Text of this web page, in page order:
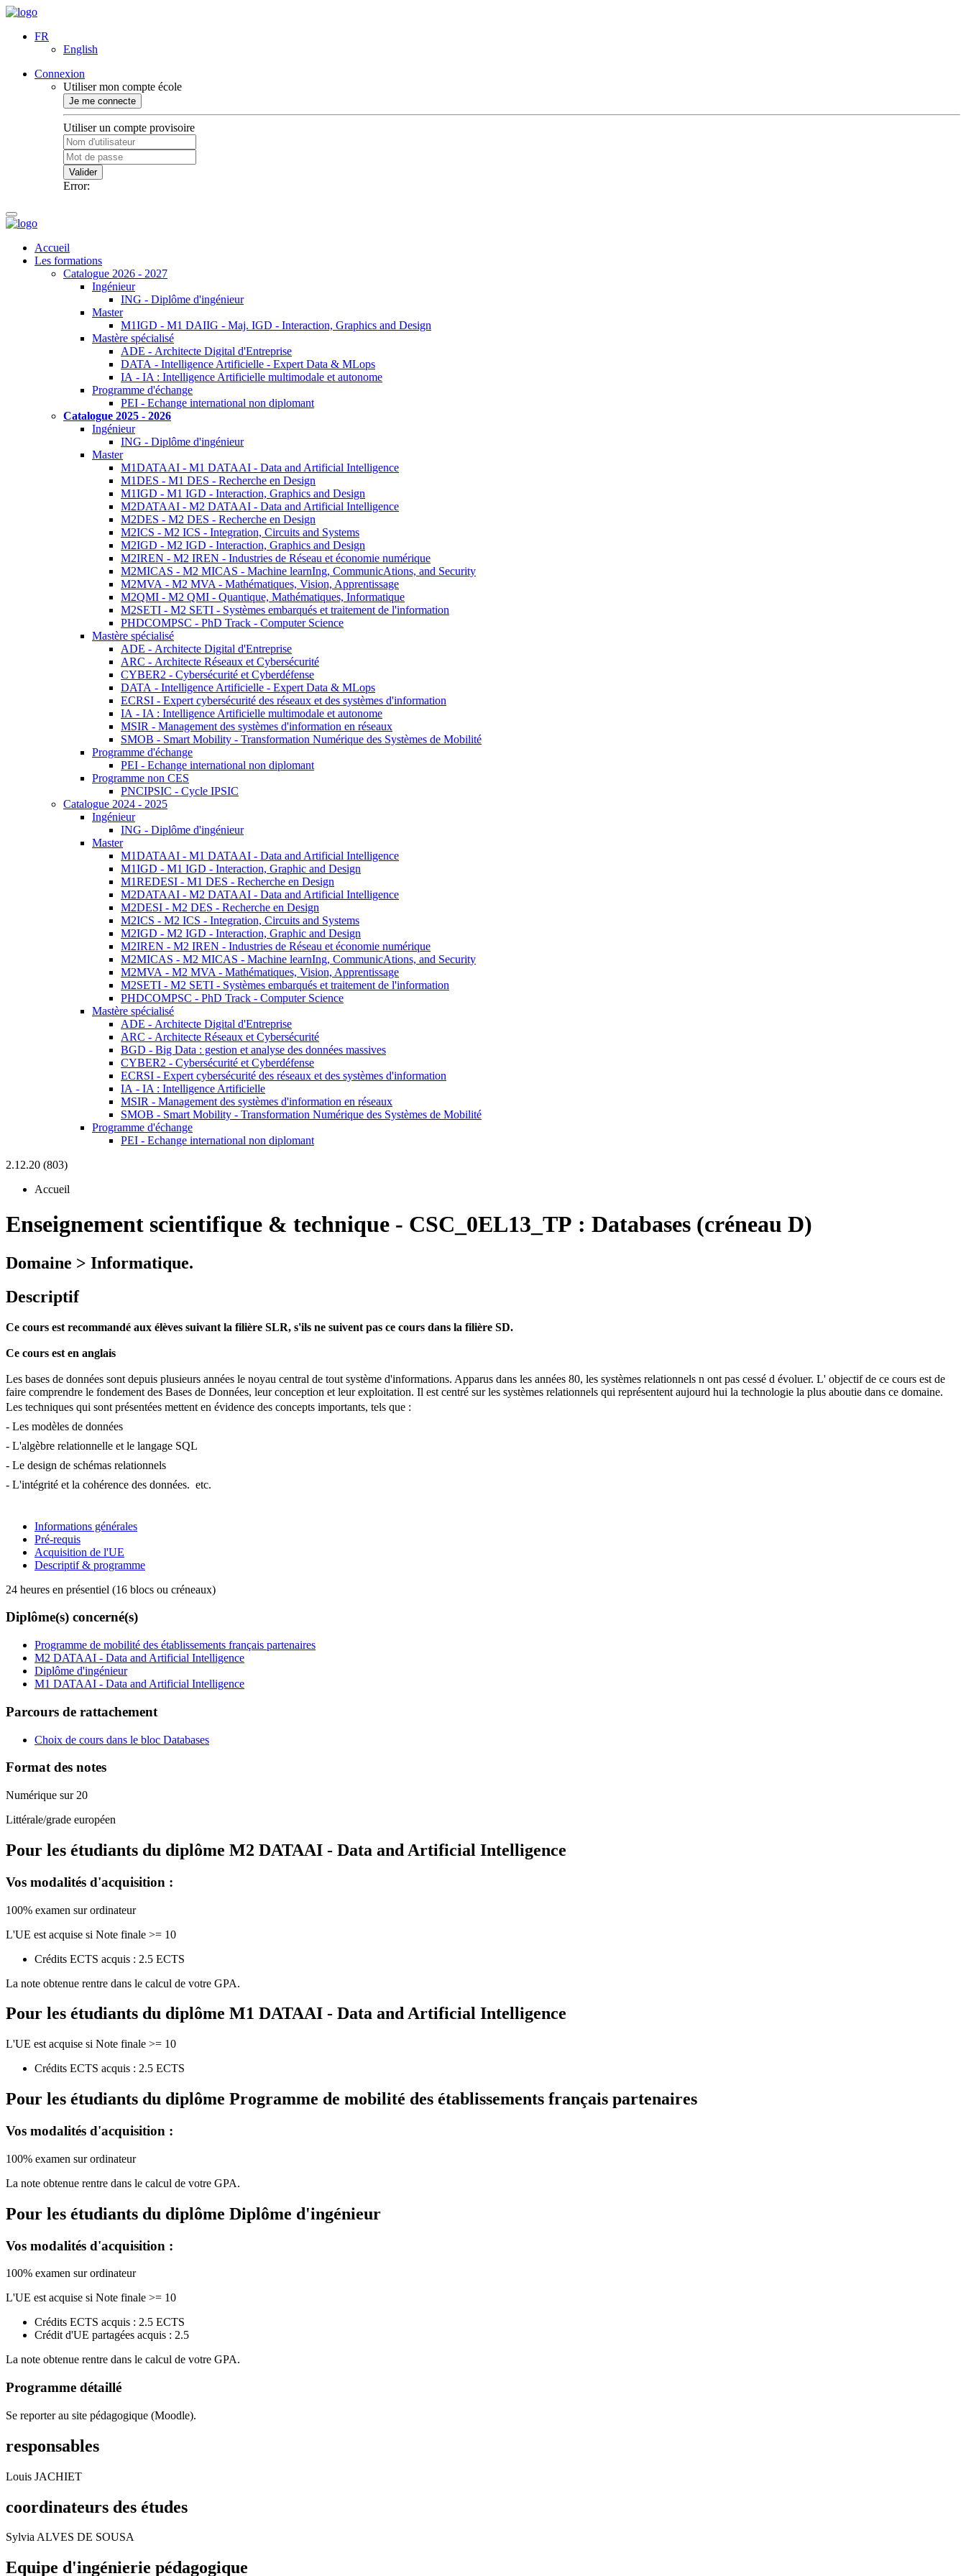
FR
English
Connexion
Utiliser mon compte école
Je me connecte
Utiliser un compte provisoire
Valider
Error:
Accueil
Les formations
Catalogue 2026 - 2027
Ingénieur
ING - Diplôme d'ingénieur
Master
M1IGD - M1 DAIIG - Maj. IGD - Interaction, Graphics and Design
Mastère spécialisé
ADE - Architecte Digital d'Entreprise
DATA - Intelligence Artificielle - Expert Data & MLops
IA - IA : Intelligence Artificielle multimodale et autonome
Programme d'échange
PEI - Echange international non diplomant
Catalogue 2025 - 2026
Ingénieur
ING - Diplôme d'ingénieur
Master
M1DATAAI - M1 DATAAI - Data and Artificial Intelligence
M1DES - M1 DES - Recherche en Design
M1IGD - M1 IGD - Interaction, Graphics and Design
M2DATAAI - M2 DATAAI - Data and Artificial Intelligence
M2DES - M2 DES - Recherche en Design
M2ICS - M2 ICS - Integration, Circuits and Systems
M2IGD - M2 IGD - Interaction, Graphics and Design
M2IREN - M2 IREN - Industries de Réseau et économie numérique
M2MICAS - M2 MICAS - Machine learnIng, CommunicAtions, and Security
M2MVA - M2 MVA - Mathématiques, Vision, Apprentissage
M2QMI - M2 QMI - Quantique, Mathématiques, Informatique
M2SETI - M2 SETI - Systèmes embarqués et traitement de l'information
PHDCOMPSC - PhD Track - Computer Science
Mastère spécialisé
ADE - Architecte Digital d'Entreprise
ARC - Architecte Réseaux et Cybersécurité
CYBER2 - Cybersécurité et Cyberdéfense
DATA - Intelligence Artificielle - Expert Data & MLops
ECRSI - Expert cybersécurité des réseaux et des systèmes d'information
IA - IA : Intelligence Artificielle multimodale et autonome
MSIR - Management des systèmes d'information en réseaux
SMOB - Smart Mobility - Transformation Numérique des Systèmes de Mobilité
Programme d'échange
PEI - Echange international non diplomant
Programme non CES
PNCIPSIC - Cycle IPSIC
Catalogue 2024 - 2025
Ingénieur
ING - Diplôme d'ingénieur
Master
M1DATAAI - M1 DATAAI - Data and Artificial Intelligence
M1IGD - M1 IGD - Interaction, Graphic and Design
M1REDESI - M1 DES - Recherche en Design
M2DATAAI - M2 DATAAI - Data and Artificial Intelligence
M2DESI - M2 DES - Recherche en Design
M2ICS - M2 ICS - Integration, Circuits and Systems
M2IGD - M2 IGD - Interaction, Graphic and Design
M2IREN - M2 IREN - Industries de Réseau et économie numérique
M2MICAS - M2 MICAS - Machine learnIng, CommunicAtions, and Security
M2MVA - M2 MVA - Mathématiques, Vision, Apprentissage
M2SETI - M2 SETI - Systèmes embarqués et traitement de l'information
PHDCOMPSC - PhD Track - Computer Science
Mastère spécialisé
ADE - Architecte Digital d'Entreprise
ARC - Architecte Réseaux et Cybersécurité
BGD - Big Data : gestion et analyse des données massives
CYBER2 - Cybersécurité et Cyberdéfense
ECRSI - Expert cybersécurité des réseaux et des systèmes d'information
IA - IA : Intelligence Artificielle
MSIR - Management des systèmes d'information en réseaux
SMOB - Smart Mobility - Transformation Numérique des Systèmes de Mobilité
Programme d'échange
PEI - Echange international non diplomant
2.12.20 (803)
Accueil
Enseignement scientifique & technique - CSC_0EL13_TP : Databases (créneau D)
Domaine > Informatique.
Descriptif
Ce cours est recommandé aux élèves suivant la filière SLR, s'ils ne suivent pas ce cours dans la filière SD.
Ce cours est en anglais
Les bases de données sont depuis plusieurs années le noyau central de tout système d'informations. Apparus dans les années 80, les systèmes relationnels n ont pas cessé d évoluer. L' objectif de ce cours est de
faire comprendre le fondement des Bases de Données, leur conception et leur exploitation. Il est centré sur les systèmes relationnels qui représentent aujourd hui la technologie la plus aboutie dans ce domaine.
Les techniques qui sont présentées mettent en évidence des concepts importants, tels que : 
- Les modèles de données 
- L'algèbre relationnelle et le langage SQL 
- Le design de schémas relationnels 
- L'intégrité et la cohérence des données.  etc.
Informations générales
Pré-requis
Acquisition de l'UE
Descriptif & programme
24 heures en présentiel (16 blocs ou créneaux)
Diplôme(s) concerné(s)
Programme de mobilité des établissements français partenaires
M2 DATAAI - Data and Artificial Intelligence
Diplôme d'ingénieur
M1 DATAAI - Data and Artificial Intelligence
Parcours de rattachement
Choix de cours dans le bloc Databases
Format des notes
Numérique sur 20
Littérale/grade européen
Pour les étudiants du diplôme M2 DATAAI - Data and Artificial Intelligence
Vos modalités d'acquisition :
100% examen sur ordinateur
L'UE est acquise si Note finale >= 10
Crédits ECTS acquis : 2.5 ECTS
La note obtenue rentre dans le calcul de votre GPA.
Pour les étudiants du diplôme M1 DATAAI - Data and Artificial Intelligence
L'UE est acquise si Note finale >= 10
Crédits ECTS acquis : 2.5 ECTS
Pour les étudiants du diplôme Programme de mobilité des établissements français partenaires
Vos modalités d'acquisition :
100% examen sur ordinateur
La note obtenue rentre dans le calcul de votre GPA.
Pour les étudiants du diplôme Diplôme d'ingénieur
Vos modalités d'acquisition :
100% examen sur ordinateur
L'UE est acquise si Note finale >= 10
Crédits ECTS acquis : 2.5 ECTS
Crédit d'UE partagées acquis : 2.5
La note obtenue rentre dans le calcul de votre GPA.
Programme détaillé
Se reporter au site pédagogique (Moodle).
responsables
Louis JACHIET
coordinateurs des études
Sylvia ALVES DE SOUSA
Equipe d'ingénierie pédagogique